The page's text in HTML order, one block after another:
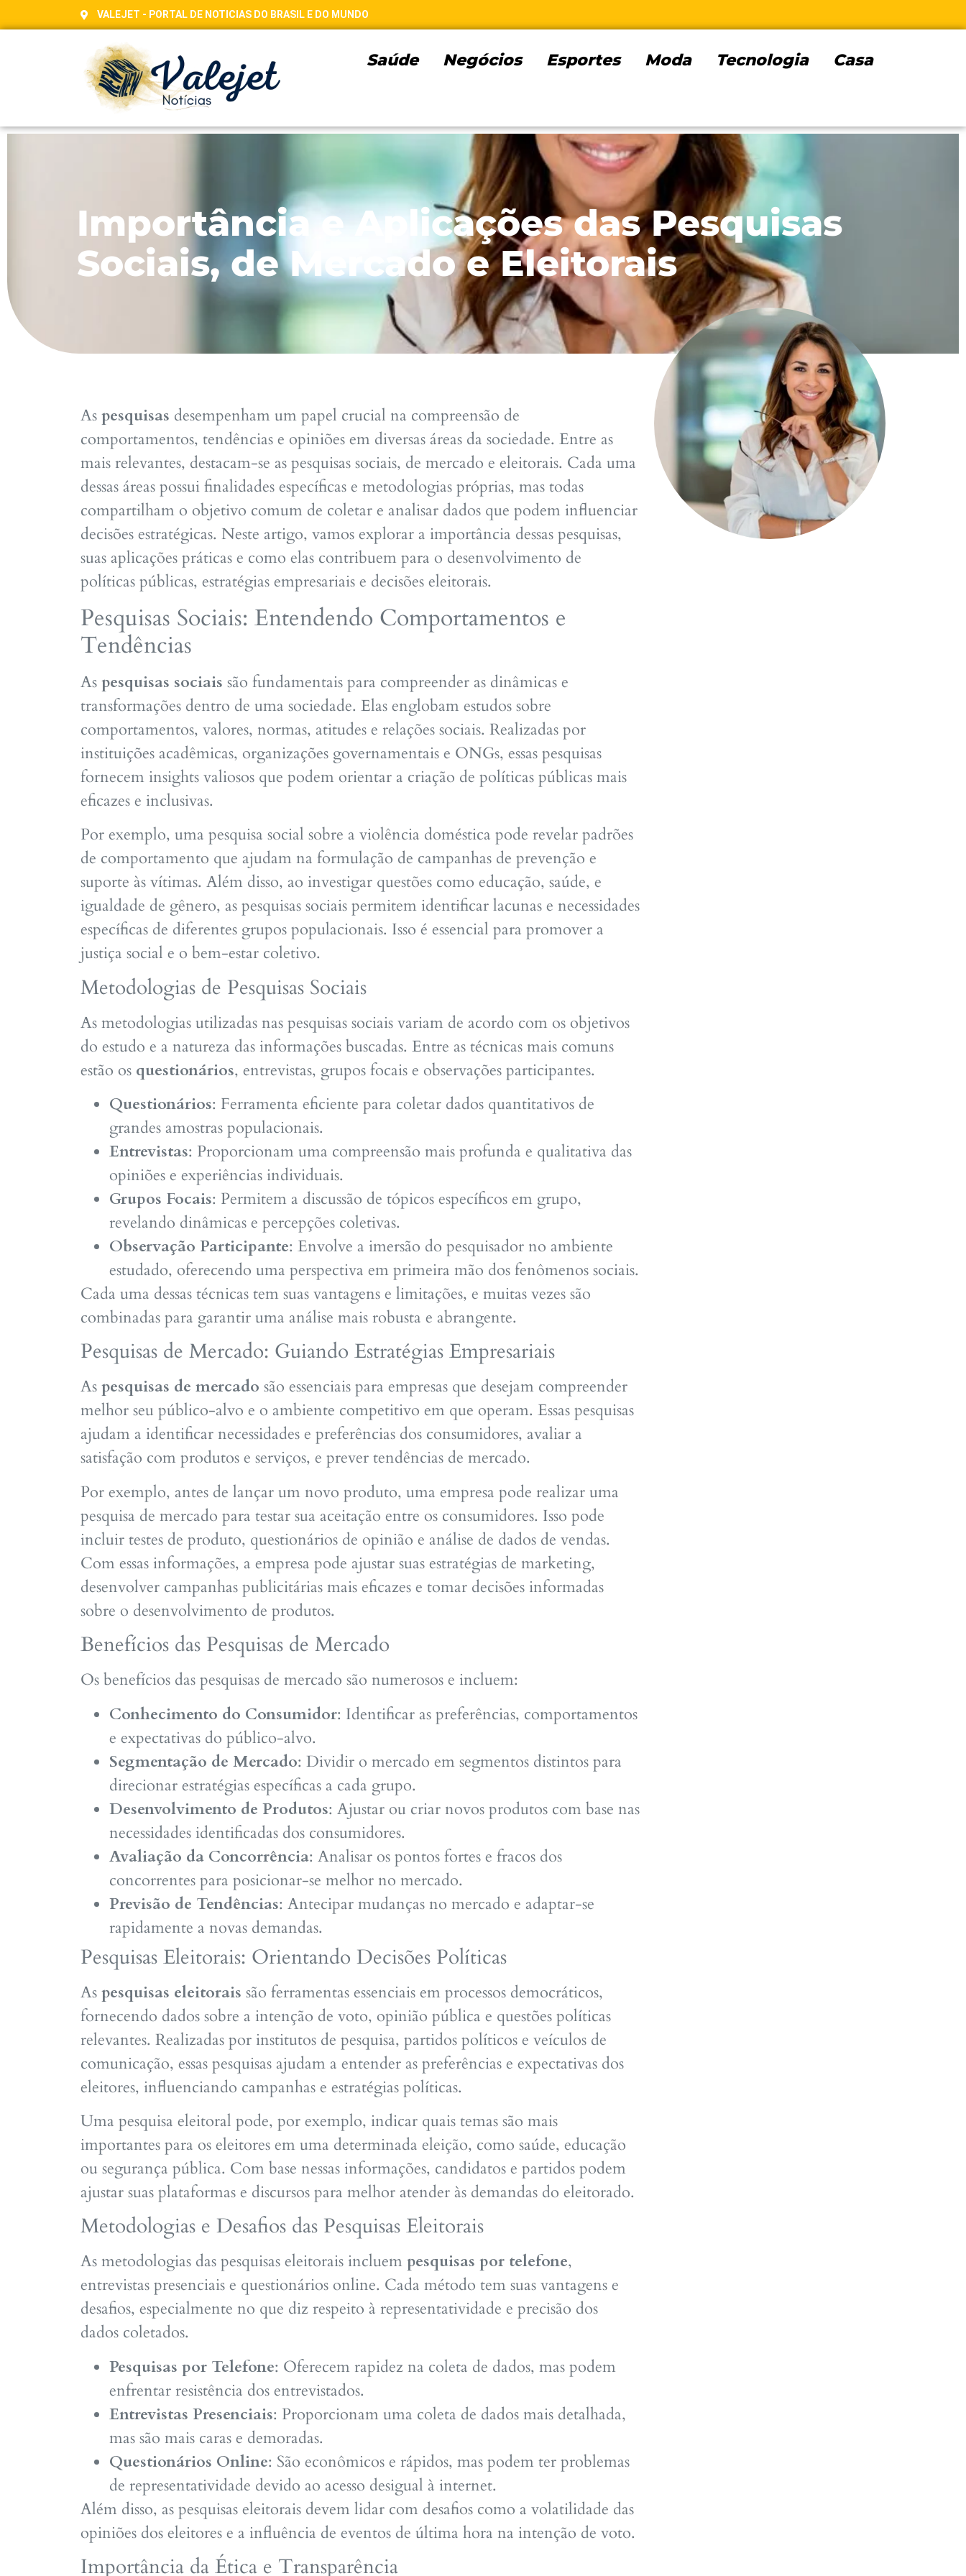
VALEJET - PORTAL DE NOTICIAS DO BRASIL E DO MUNDO
Saúde Negócios Esportes Moda Tecnologia Casa
Importância e Aplicações das Pesquisas
Sociais, de Mercado e Eleitorais
As pesquisas desempenham um papel crucial na compreensão de
comportamentos, tendências e opiniões em diversas áreas da sociedade. Entre as
mais relevantes, destacam-se as pesquisas sociais, de mercado e eleitorais. Cada uma
dessas áreas possui finalidades específicas e metodologias próprias, mas todas
compartilham o objetivo comum de coletar e analisar dados que podem influenciar
decisões estratégicas. Neste artigo, vamos explorar a importância dessas pesquisas,
suas aplicações práticas e como elas contribuem para o desenvolvimento de
políticas públicas, estratégias empresariais e decisões eleitorais.
Pesquisas Sociais: Entendendo Comportamentos e
Tendências
As pesquisas sociais são fundamentais para compreender as dinâmicas e
transformações dentro de uma sociedade. Elas englobam estudos sobre
comportamentos, valores, normas, atitudes e relações sociais. Realizadas por
instituições acadêmicas, organizações governamentais e ONGs, essas pesquisas
fornecem insights valiosos que podem orientar a criação de políticas públicas mais
eficazes e inclusivas.
Por exemplo, uma pesquisa social sobre a violência doméstica pode revelar padrões
de comportamento que ajudam na formulação de campanhas de prevenção e
suporte às vítimas. Além disso, ao investigar questões como educação, saúde, e
igualdade de gênero, as pesquisas sociais permitem identificar lacunas e necessidades
específicas de diferentes grupos populacionais. Isso é essencial para promover a
justiça social e o bem-estar coletivo.
Metodologias de Pesquisas Sociais
As metodologias utilizadas nas pesquisas sociais variam de acordo com os objetivos
do estudo e a natureza das informações buscadas. Entre as técnicas mais comuns
estão os questionários, entrevistas, grupos focais e observações participantes.
Questionários: Ferramenta eficiente para coletar dados quantitativos de
grandes amostras populacionais.
Entrevistas: Proporcionam uma compreensão mais profunda e qualitativa das
opiniões e experiências individuais.
Grupos Focais: Permitem a discussão de tópicos específicos em grupo,
revelando dinâmicas e percepções coletivas.
Observação Participante: Envolve a imersão do pesquisador no ambiente
estudado, oferecendo uma perspectiva em primeira mão dos fenômenos sociais.
Cada uma dessas técnicas tem suas vantagens e limitações, e muitas vezes são
combinadas para garantir uma análise mais robusta e abrangente.
Pesquisas de Mercado: Guiando Estratégias Empresariais
As pesquisas de mercado são essenciais para empresas que desejam compreender
melhor seu público-alvo e o ambiente competitivo em que operam. Essas pesquisas
ajudam a identificar necessidades e preferências dos consumidores, avaliar a
satisfação com produtos e serviços, e prever tendências de mercado.
Por exemplo, antes de lançar um novo produto, uma empresa pode realizar uma
pesquisa de mercado para testar sua aceitação entre os consumidores. Isso pode
incluir testes de produto, questionários de opinião e análise de dados de vendas.
Com essas informações, a empresa pode ajustar suas estratégias de marketing,
desenvolver campanhas publicitárias mais eficazes e tomar decisões informadas
sobre o desenvolvimento de produtos.
Benefícios das Pesquisas de Mercado
Os benefícios das pesquisas de mercado são numerosos e incluem:
Conhecimento do Consumidor: Identificar as preferências, comportamentos
e expectativas do público-alvo.
Segmentação de Mercado: Dividir o mercado em segmentos distintos para
direcionar estratégias específicas a cada grupo.
Desenvolvimento de Produtos: Ajustar ou criar novos produtos com base nas
necessidades identificadas dos consumidores.
Avaliação da Concorrência: Analisar os pontos fortes e fracos dos
concorrentes para posicionar-se melhor no mercado.
Previsão de Tendências: Antecipar mudanças no mercado e adaptar-se
rapidamente a novas demandas.
Pesquisas Eleitorais: Orientando Decisões Políticas
As pesquisas eleitorais são ferramentas essenciais em processos democráticos,
fornecendo dados sobre a intenção de voto, opinião pública e questões políticas
relevantes. Realizadas por institutos de pesquisa, partidos políticos e veículos de
comunicação, essas pesquisas ajudam a entender as preferências e expectativas dos
eleitores, influenciando campanhas e estratégias políticas.
Uma pesquisa eleitoral pode, por exemplo, indicar quais temas são mais
importantes para os eleitores em uma determinada eleição, como saúde, educação
ou segurança pública. Com base nessas informações, candidatos e partidos podem
ajustar suas plataformas e discursos para melhor atender às demandas do eleitorado.
Metodologias e Desafios das Pesquisas Eleitorais
As metodologias das pesquisas eleitorais incluem pesquisas por telefone,
entrevistas presenciais e questionários online. Cada método tem suas vantagens e
desafios, especialmente no que diz respeito à representatividade e precisão dos
dados coletados.
Pesquisas por Telefone: Oferecem rapidez na coleta de dados, mas podem
enfrentar resistência dos entrevistados.
Entrevistas Presenciais: Proporcionam uma coleta de dados mais detalhada,
mas são mais caras e demoradas.
Questionários Online: São econômicos e rápidos, mas podem ter problemas
de representatividade devido ao acesso desigual à internet.
Além disso, as pesquisas eleitorais devem lidar com desafios como a volatilidade das
opiniões dos eleitores e a influência de eventos de última hora na intenção de voto.
Importância da Ética e Transparência